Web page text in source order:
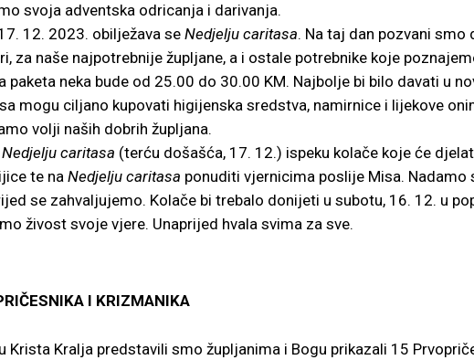
svoja adventska odricanja i darivanja.
12. 2023. obilježava seNedjelju caritasa. Na taj dan pozvani smo
za naše najpotrebnije župljane, a i ostale potrebnike koje
neka bude od 25.00 do 30.00 KM. Najbolje bi bilo davati u
mogu ciljano kupovati higijenska sredstva, namirnice i lijekove
volji naših dobrih župljana.
Nedjelju caritasa (terću došašća, 17. 12.) ispeku kolače koje će
te na Nedjelju caritasa ponuditi vjernicima poslije Misa. Nadamo
se zahvaljujemo. Kolače bi trebalo donijeti u subotu, 16. 12. u
živost svoje vjere. Unaprijed hvala svima za sve.
I KRIZMANIKA
Krista Kralja predstavili smo župljanima i Bogu prikazali 15